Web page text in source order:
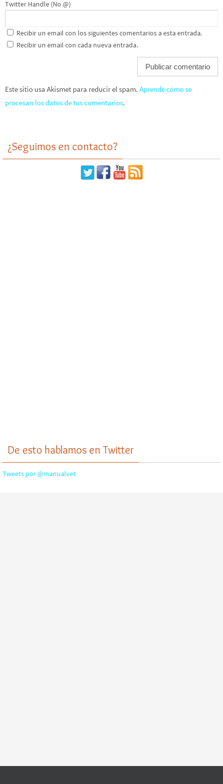
Twitter Handle (No @)
Recibir un email con los siguientes comentarios a esta entrada.
Recibir un email con cada nueva entrada.
Este sitio usa Akismet para reducir el spam. Aprende cómo se
procesan los datos de tus comentarios.
¿Seguimos en contacto?
De esto hablamos en Twitter
Tweets por @manualvet